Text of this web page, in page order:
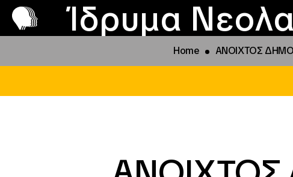
Ίδρυμα
Home ΑΝΟΙΧΤΟΣ